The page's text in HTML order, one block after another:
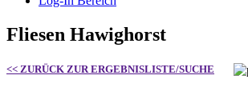
Fliesen Hawighorst
<< ZURÜCK ZUR ERGEBNISLISTE/SUCHE